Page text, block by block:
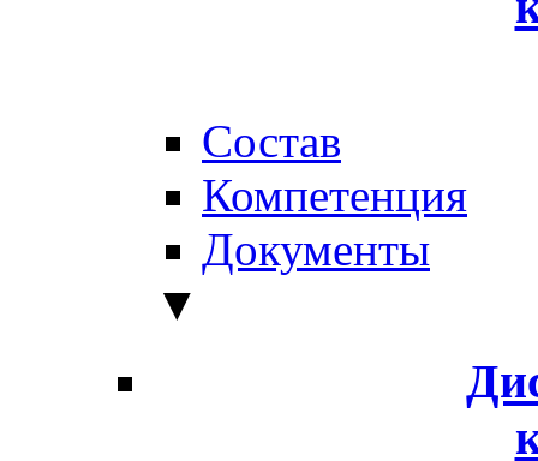
Состав
Компетенция
Документы
▼